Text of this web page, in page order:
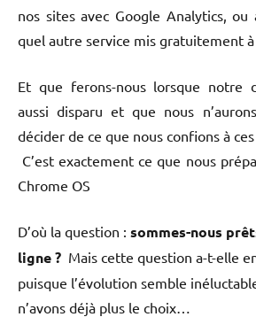
nos sites avec Google Analytics, ou
quel autre service mis gratuitement
Et que ferons-nous lorsque notre
aussi disparu et que nous
décider de ce que nous confions à
C’est exactement ce que nous
Chrome OS
D’où la question : sommes-nous
ligne ? Mais cette question a-t-elle
puisque l’évolution semble
n’avons déjà plus le choix…